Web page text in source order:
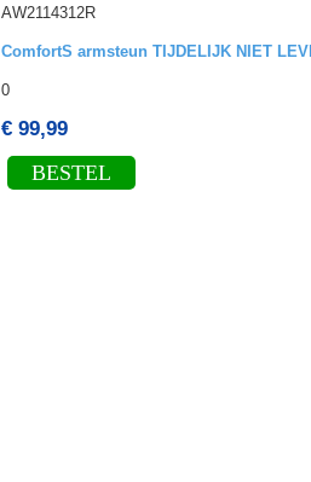
AW2114312R
ComfortS armsteun TIJDELIJK NIET
0
€ 99,99
BESTEL